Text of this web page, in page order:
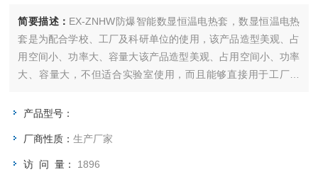
简要描述： EX-ZNHW防爆智能数显恒温电热套，数显恒温电热
套是为配合学校、工厂及科研单位的使用，该产品造型美观、占
用空间小、功率大、容量大该产品造型美观、占用空间小、功率
大、容量大，不但适合实验室使用，而且能够直接用于工厂生
温度调节操作简便易行；温度控制显示直观、控温精度高；经久
产品型号：
厂商性质：生产厂家
访 问 量： 1896